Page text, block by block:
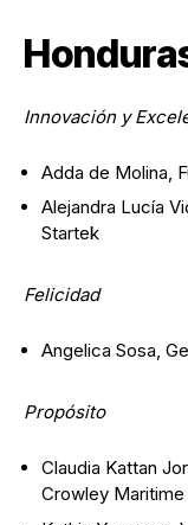
Innovación y
Adda de Molina,
Alejandra Lucía
Startek
Felicidad
Angelica Sosa,
Propósito
Claudia Kattan
Crowley Maritime